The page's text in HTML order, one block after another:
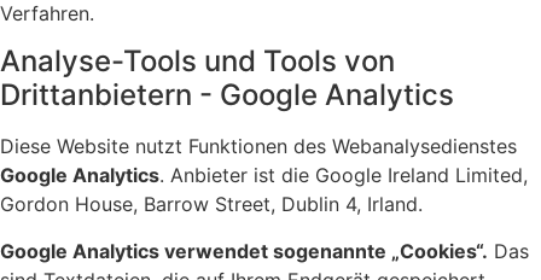
Verfahren.
Analyse-Tools und Tools von
Drittanbietern - Google Analytics
Diese Website nutzt Funktionen des Webanalysedienstes
Google Analytics. Anbieter ist die Google Ireland Limited,
Gordon House, Barrow Street, Dublin 4, Irland.
Google Analytics verwendet sogenannte „Cookies“. Das